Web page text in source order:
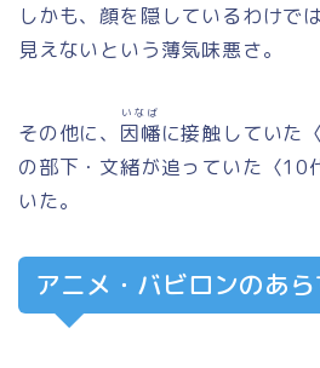
しかも、顔を隠しているわけで
見えないという薄気味悪さ。
その他に、 因幡
いなば
に接触していた
の部下・文緒が追っていた〈10
いた。
アニメ・バビロンのあら